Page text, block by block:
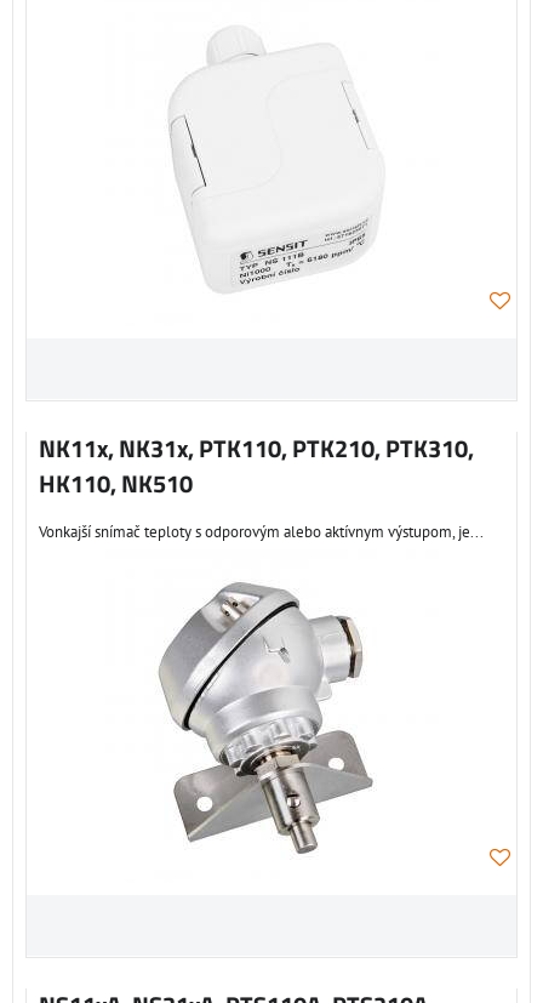
NK11x, NK31x, PTK110, PTK210, PTK310,
HK110, NK510
Vonkajší snímač teploty s odporovým alebo aktívnym výstupom, je...